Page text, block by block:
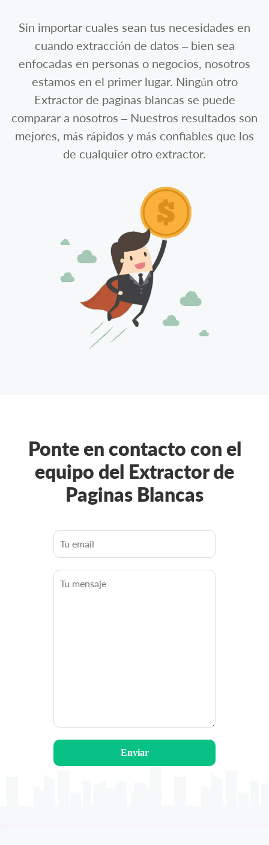
Sin importar cuales sean tus necesidades en
cuando extracción de datos – bien sea
enfocadas en personas o negocios, nosotros
estamos en el primer lugar. Ningún otro
Extractor de paginas blancas se puede
comparar a nosotros – Nuestros resultados son
mejores, más rápidos y más confiables que los
de cualquier otro extractor.
Ponte en contacto con el
equipo del Extractor de
Paginas Blancas
Enviar